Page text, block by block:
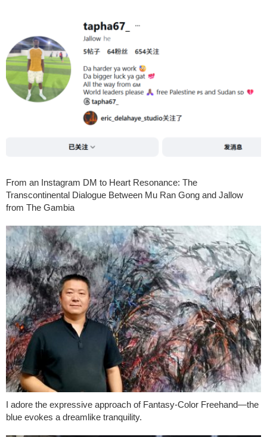
From an Instagram DM to Heart Resonance: The
Transcontinental Dialogue Between Mu Ran Gong and Jallow
from The Gambia
I adore the expressive approach of Fantasy-Color Freehand—the
blue evokes a dreamlike tranquility.